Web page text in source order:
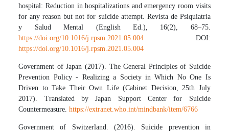
hospital: Reduction in hospitalizations and emergency room visits
for any reason but not for suicide attempt. Revista de Psiquiatria
y Salud Mental (English Ed.), 16(2), 68–75.
https://doi.org/10.1016/j.rpsm.2021.05.004 DOI:
https://doi.org/10.1016/j.rpsm.2021.05.004
Government of Japan (2017). The General Principles of Suicide
Prevention Policy - Realizing a Society in Which No One Is
Driven to Take Their Own Life (Cabinet Decision, 25th July
2017). Translated by Japan Support Center for Suicide
Countermeasure.https://extranet.who.int/mindbank/item/6766
Government of Switzerland. (2016). Suicide prevention in